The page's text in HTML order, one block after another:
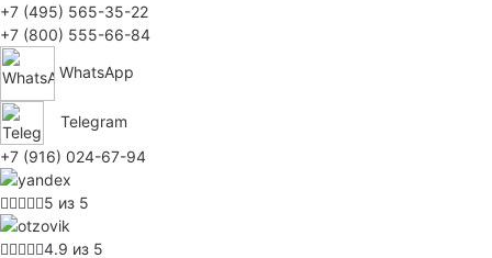
+7 (495) 565-35-22
+7 (800) 555-66-84
WhatsApp
Telegram
+7 (916) 024-67-94
5 из 5
4.9 из 5